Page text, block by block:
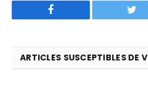
ARTICLES SUSCEPTIBLES DE